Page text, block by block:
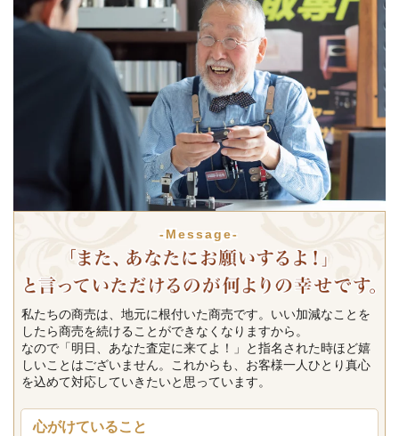
-Message-
私たちの商売は、地元に根付いた商売です。いい加減なことを
したら商売を続けることができなくなりますから。
なので「明日、あなた査定に来てよ！」と指名された時ほど嬉
しいことはございません。これからも、お客様一人ひとり真心
を込めて対応していきたいと思っています。
心がけていること